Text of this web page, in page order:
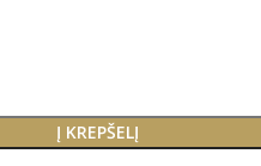
Į KREPŠELĮ